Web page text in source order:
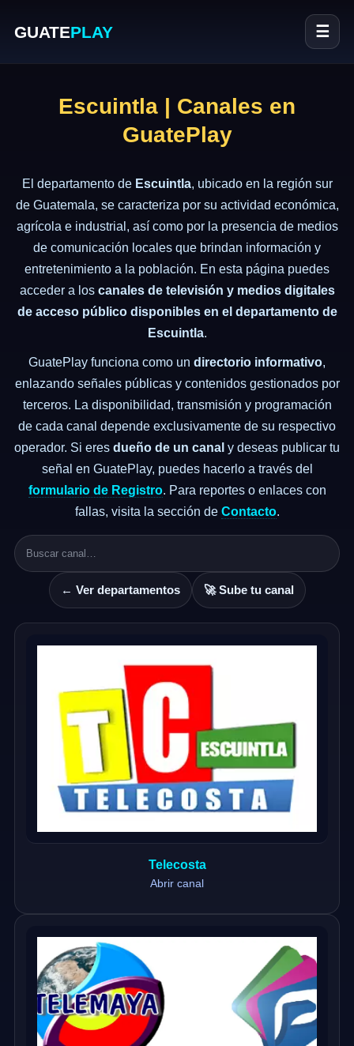
GUATEPLAY ☰
Escuintla | Canales en
GuatePlay
El departamento de Escuintla, ubicado en la región sur
de Guatemala, se caracteriza por su actividad económica,
agrícola e industrial, así como por la presencia de medios
de comunicación locales que brindan información y
entretenimiento a la población. En esta página puedes
acceder a los canales de televisión y medios digitales
de acceso público disponibles en el departamento de
Escuintla.
GuatePlay funciona como un directorio informativo,
enlazando señales públicas y contenidos gestionados por
terceros. La disponibilidad, transmisión y programación
de cada canal depende exclusivamente de su respectivo
operador. Si eres dueño de un canal y deseas publicar tu
señal en GuatePlay, puedes hacerlo a través del
formulario de Registro. Para reportes o enlaces con
fallas, visita la sección de Contacto.
← Ver departamentos 🚀 Sube tu canal
Telecosta
Abrir canal